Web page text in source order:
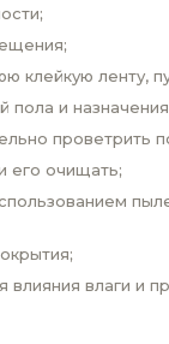
клейкую ленту,
пола и
проветрить
его очищать;
влаги и